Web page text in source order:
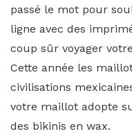
passé le mot pour
ligne avec des
coup sûr voyager
Cette année les
civilisations
votre maillot adopte
des bikinis en wax.